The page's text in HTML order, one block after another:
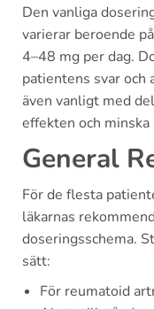
Den vanliga
varierar beroende
4–48 mg per dag.
patientens svar
även vanligt med
effekten och
General
För de flesta
läkarnas
doseringsschema.
sätt:
För reumatoid